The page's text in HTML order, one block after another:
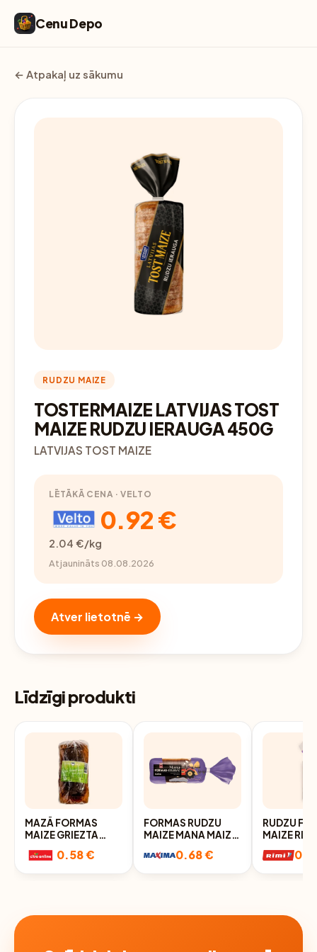
Cenu Depo
← Atpakaļ uz sākumu
RUDZU MAIZE
TOSTERMAIZE LATVIJAS TOST
MAIZE RUDZU IERAUGA 450G
LATVIJAS TOST MAIZE
LĒTĀKĀ CENA · VELTO
0.92 €
2.04 €/kg
Atjaunināts 08.08.2026
Atver lietotnē →
Līdzīgi produkti
MAZĀ FORMAS
MAIZE GRIEZTA
0.58 €
FORMAS RUDZU
MAIZE MANA MAIZE
0.68 €
RUDZU
MAIZE RIMI